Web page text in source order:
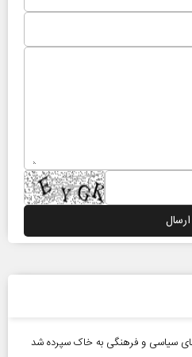
سیاسی و فرهنگی به خاک سپرده شد